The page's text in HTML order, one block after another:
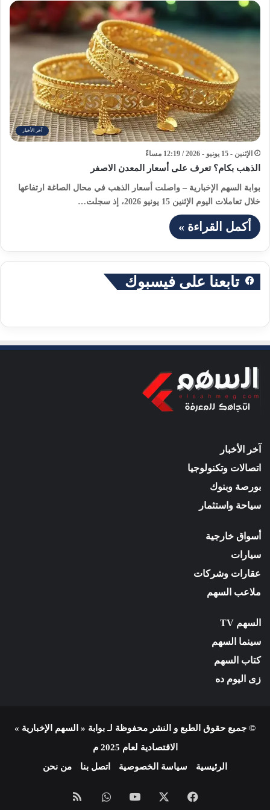
آخر الأخبار
الإثنين - 15 يونيو - 2026 / 12:19 مساءً
الذهب بكام؟ تعرف على أسعار المعدن الاصفر
بوابة السهم الإخبارية – واصلت أسعار الذهب في محال الصاغة ارتفاعها
خلال تعاملات اليوم الإثنين 15 يونيو 2026، إذ سجلت…
أكمل القراءة »
تابعنا على فيسبوك
آخر الأخبار
اتصالات وتكنولوجيا
بورصة وبنوك
سياحة واستثمار
أسواق خارجية
سيارات
عقارات وشركات
ملاعب السهم
السهم TV
سينما السهم
كتاب السهم
زى اليوم ده
© جميع حقوق الطبع و النشر محفوظة لـ بوابة « السهم الإخبارية »
الاقتصادية لعام 2025 م
الرئيسية
سياسة الخصوصية اتصل بنا من نحن
فيسبوك يوتيوبواتسابملخص